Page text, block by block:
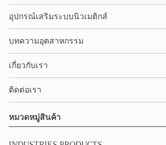
อุปกรณ์เสริมระบบนิวเมติกส์
บทความอุตสาหกรรม
เกี่ยวกับเรา
ติดต่อเรา
หมวดหมู่สินค้า